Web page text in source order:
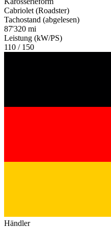
Cabriolet (Roadster)
Tachostand (abgelesen)
87'320 mi
Leistung (kW/PS)
110 / 150
Händler